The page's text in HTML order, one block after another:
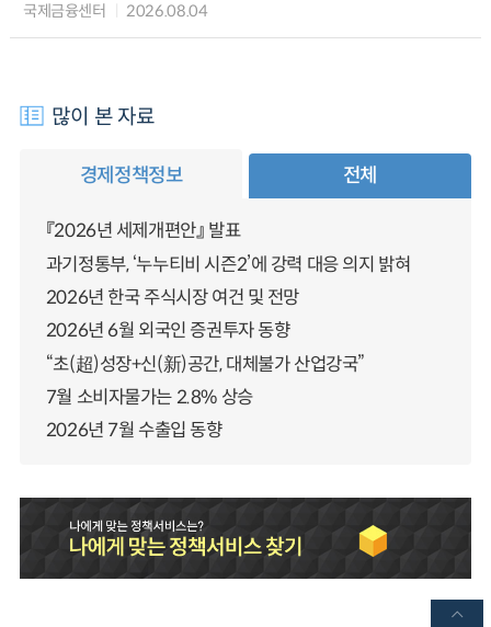
국제금융센터 2026.08.04
많이 본 자료
경제정책정보 전체
『2026년 세제개편안』 발표
과기정통부, ‘누누티비 시즌2’에 강력 대응 의지 밝혀
2026년 한국 주식시장 여건 및 전망
2026년 6월 외국인 증권투자 동향
“초(超)성장+신(新)공간, 대체불가 산업강국”
7월 소비자물가는 2.8% 상승
2026년 7월 수출입 동향